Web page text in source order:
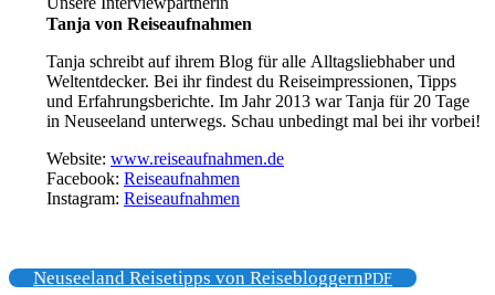
Tanja von Reiseaufnahmen
Tanja schreibt auf ihrem Blog für alle Alltagsliebhaber und
Weltentdecker. Bei ihr findest du Reiseimpressionen, Tipps
und Erfahrungsberichte. Im Jahr 2013 war Tanja für 20 Tage
in Neuseeland unterwegs. Schau unbedingt mal bei ihr vorbei!
Website: www.reiseaufnahmen.de
Facebook: Reiseaufnahmen
Instagram: Reiseaufnahmen
Neuseeland Reisetipps von ReisebloggernPDF